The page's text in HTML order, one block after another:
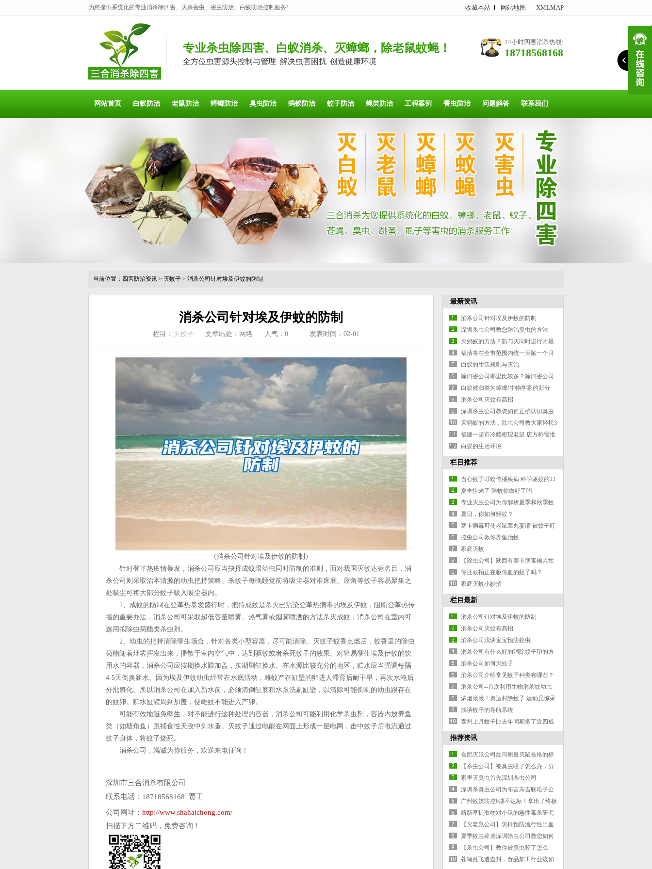
为您提供系统化的专业消杀除四害、灭杀害虫、害虫防治、白蚁防治控制服务! 收藏本站 网站地图 XMLMAP
专业杀虫除四害、白蚁消杀、灭蟑螂，除老鼠蚊蝇！
全方位虫害源头控制与管理 解决虫害困扰 创造健康环境
24小时四害消杀热线:
18718568168
网站首页 白蚁防治 老鼠防治 蟑螂防治 臭虫防治 蚂蚁防治 蚊子防治 蝇类防治 工程案例 害虫防治 问题解答 联系我们
当前位置： 四害防治资讯 > 灭蚊子 > 消杀公司针对埃及伊蚊的防制
消杀公司针对埃及伊蚊的防制
栏目： 灭蚊子 文章出处：网络 人气： 0 发表时间：02-01
（消杀公司针对埃及伊蚊的防制）
针对登革热疫情暴发，消杀公司应当抉择成蚊跟幼虫同时防制的准则，而对我国灭蚊达标名目，消
杀公司则采取治本清源的幼虫把持策略。杀蚊子每晚睡觉前将吸尘器对准床底、屋角等蚊子容易聚集之
处吸尘可将大部分蚊子吸入吸尘器内。
1、成蚊的防制在登革热暴发盛行时，把持成蚊是杀灭已沾染登革热病毒的埃及伊蚊，阻断登革热传
播的重要办法，消杀公司可采取超低容量喷雾、热气雾或烟雾喷洒的方法杀灭成蚊，消杀公司在室内可
选用拟除虫菊醋类杀虫剂。
2、幼虫的把持清除孽生场合，针对各类小型容器，尽可能清除。灭蚊子蚊香点燃后，蚊香里的除虫
菊酯随着烟雾挥发出来，播散于室内空气中，达到驱蚊或者杀死蚊子的效果。对轻易孽生埃及伊蚊的饮
用水的容器，消杀公司应按期换水跟加盖，按期刷缸换水。在水源比较充分的地区，贮水应当强调每隔
4-5天倒换新水。因为埃及伊蚊幼虫经常在水底活动，雌蚊产在缸壁的卵进人滞育后耐干旱，再次水淹后
分批孵化。所以消杀公司在加入新水前，必须清倒缸底积水跟洗刷缸壁，以清除可能倒剩的幼虫跟存在
的蚊卵。贮水缸罐周到加盖，使雌蚊不能进入产卵。
可能有效地避免孽生，对不能进行这种处理的容器，消杀公司可能利用化学杀虫剂，容器内放养鱼
类（如塘角鱼）跟捕食性天敌中剑水蚤。灭蚊子通过电能在网面上形成一层电网，击中蚊子后电流通过
蚊子身体，将蚊子烧死。
消杀公司，竭诚为你服务，欢送来电征询！
深圳市三合消杀有限公司
联系电话：18718568168 贾工
公司网址： http://www.shahaichong.com/
扫描下方二维码，免费咨询！
最新资讯
消杀公司针对埃及伊蚊的防制
深圳杀虫公司教您防治臭虫的方法
灭蚂蚁的方法？防与灭同时进行才最
好
福清将在全市范围内统一灭鼠一个月
白蚁的生活规则与灭治
除四害公司哪里比较多？除四害公司
排行榜
白蚁被归类为蟑螂!生物学家的新分
类，你能接受吗
消杀公司灭蚊有高招
深圳杀虫公司教您如何正确认识臭虫
灭蚂蚁的方法，除虫公司教大家轻松3
步消灭家里的蚂蚁
福建一超市冷藏柜现老鼠 店方称需批
准后才能回应
白蚁的生活环境
栏目推荐
当心蚊子叮咬传播疾病 科学驱蚊的22
个妙招
夏季快来了 防蚊你做好了吗
专业灭虫公司为你解析夏季和秋季蚊
子的区别
夏日，你如何驱蚊？
塞卡病毒可使老鼠睾丸萎缩 被蚊子叮
一下这么可怕？
控虫公司教你养鱼治蚊
家庭灭蚊
【除虫公司】陕西有寨卡病毒输入性
风险 主要通过蚊虫传播
你还敢拍正在吸你血的蚊子吗？
家庭灭蚊小妙招
栏目最新
消杀公司针对埃及伊蚊的防制
消杀公司灭蚊有高招
消杀公司浅谈宝宝预防蚊虫
消杀公司有什么好的消除蚊子印的方
法呢？
消杀公司如何灭蚊子
消杀公司介绍常见蚊子种类有哪些？
消杀公司--首次利用生物消杀蚊幼虫
投放5万柳条鱼
浓烟滚滚！奥运村除蚊子 运动员惊呆
了
浅谈蚊子的导航系统
泰州上月蚊子比去年同期多了近四成
推荐资讯
合肥灭鼠公司如何衡量灭鼠合格的标
准【杀虫公司】被臭虫咬了怎么办，分
享5个被臭虫咬后的注意事项
家里灭臭虫首先深圳杀虫公司
深圳杀臭虫公司为布吉东吉联电子公
司做臭虫防治服务
广州蚊媒防控6成不达标！拿出了终极
武器
断肠草提取物对小鼠的急性毒杀研究
【灭老鼠公司】怎样预防流行性出血
热？
夏季蚊虫肆虐深圳除虫公司教您如何
收拾蚊虫大军
【杀虫公司】教你被臭虫咬了怎么
办，3种药物可缓解臭虫叮咬症状！
苍蝇乱飞遭查封，食品加工行业该如